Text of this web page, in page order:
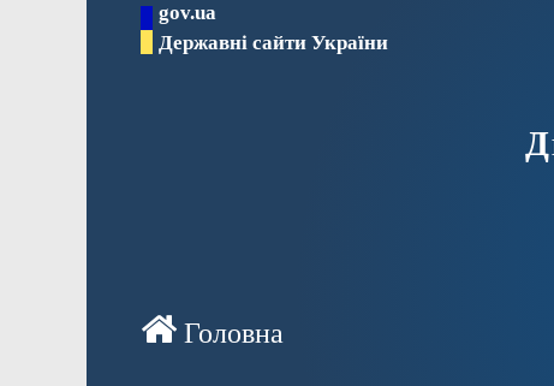
gov.ua
Державні сайти України